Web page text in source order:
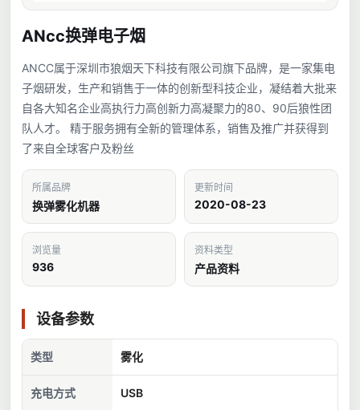
ANcc换弹电子烟
ANCC属于深圳市狼烟天下科技有限公司旗下品牌，是一家集电
子烟研发，生产和销售于一体的创新型科技企业，凝结着大批来
自各大知名企业高执行力高创新力高凝聚力的80、90后狼性团
队人才。 精于服务拥有全新的管理体系，销售及推广并获得到
了来自全球客户及粉丝
所属品牌
换弹雾化机器
更新时间
2020-08-23
浏览量
936
资料类型
产品资料
设备参数
类型 雾化
充电方式 USB